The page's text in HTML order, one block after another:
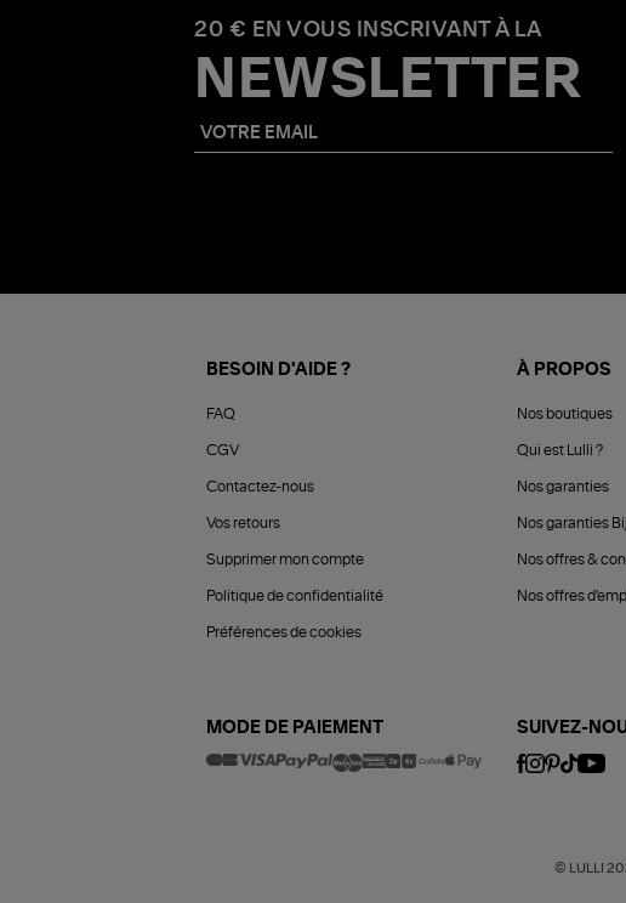
20 € EN VOUS INSCRIVANT À LA
NEWSLETTER
BESOIN D'AIDE ?
FAQ
CGV
Contactez-nous
Vos retours
Supprimer mon compte
Politique de confidentialité
Préférences de cookies
À PROPOS
Nos boutiques
Qui est Lulli ?
Nos garanties
Nos garanties
Nos offres &
Nos offres
MODE DE PAIEMENT SUIVEZ-
© LULLI